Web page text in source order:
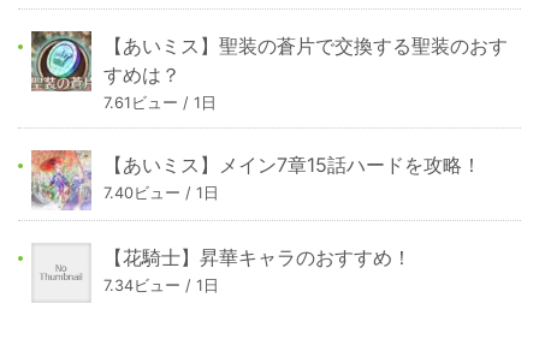
【あいミス】聖装の蒼片で交換する聖装のおす
すめは？
7.61ビュー / 1日
【あいミス】メイン7章15話ハードを攻略！
7.40ビュー / 1日
【花騎士】昇華キャラのおすすめ！
7.34ビュー / 1日